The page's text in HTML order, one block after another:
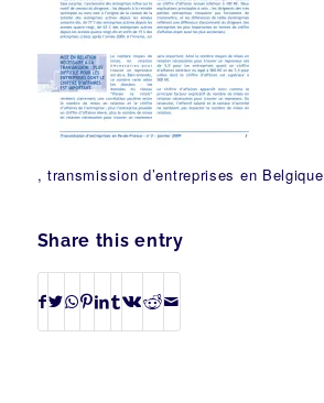
, transmission d’entreprises en Belgique
Share this entry